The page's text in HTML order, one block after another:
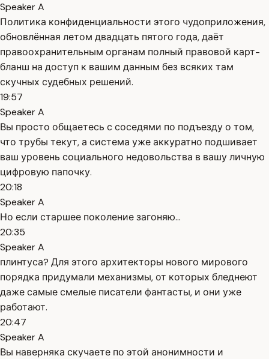
Speaker A
Политика конфиденциальности этого чудоприложения,
обновлённая летом двадцать пятого года, даёт
правоохранительным органам полный правовой карт-
бланш на доступ к вашим данным без всяких там
скучных судебных решений.
19:57
Speaker A
Вы просто общаетесь с соседями по подъезду о том,
что трубы текут, а система уже аккуратно подшивает
ваш уровень социального недовольства в вашу личную
цифровую папочку.
20:18
Speaker A
Но если старшее поколение загоняю...
20:35
Speaker A
плинтуса? Для этого архитекторы нового мирового
порядка придумали механизмы, от которых бледнеют
даже самые смелые писатели фантасты, и они уже
работают.
20:47
Speaker A
Вы наверняка скучаете по этой анонимности и